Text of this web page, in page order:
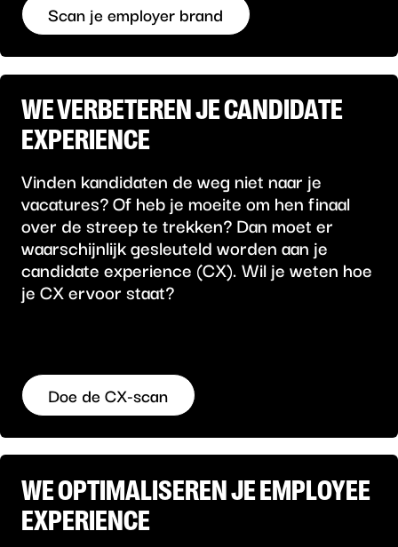
Scan je employer brand
WE VERBETEREN JE CANDIDATE
EXPERIENCE
Vinden kandidaten de weg niet naar je
vacatures? Of heb je moeite om hen finaal
over de streep te trekken? Dan moet er
waarschijnlijk gesleuteld worden aan je
candidate experience (CX). Wil je weten hoe
je CX ervoor staat?
Doe de CX-scan
WE OPTIMALISEREN JE EMPLOYEE
EXPERIENCE